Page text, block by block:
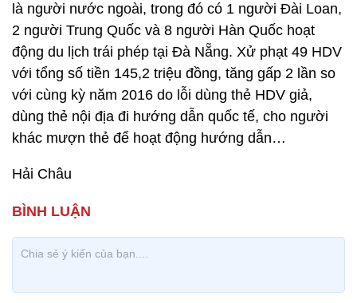
là người nước ngoài, trong đó có 1 người Đài Loan,
2 người Trung Quốc và 8 người Hàn Quốc hoạt
động du lịch trái phép tại Đà Nẵng. Xử phạt 49 HDV
với tổng số tiền 145,2 triệu đồng, tăng gấp 2 lần so
với cùng kỳ năm 2016 do lỗi dùng thẻ HDV giả,
dùng thẻ nội địa đi hướng dẫn quốc tế, cho người
khác mượn thẻ để hoạt động hướng dẫn…
Hải Châu